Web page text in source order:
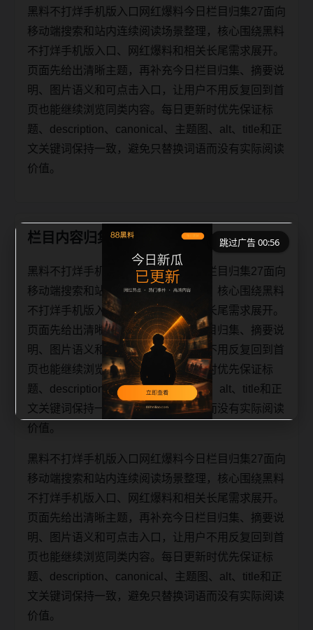
黑料不打烊手机版入口网红爆料今日栏目归集27面向
移动端搜索和站内连续阅读场景整理，核心围绕黑料
不打烊手机版入口、网红爆料和相关长尾需求展开。
页面先给出清晰主题，再补充今日栏目归集、摘要说
明、图片语义和可点击入口，让用户不用反复回到首
页也能继续浏览同类内容。每日更新时优先保证标
题、description、canonical、主题图、alt、title和正
文关键词保持一致，避免只替换词语而没有实际阅读
价值。
栏目内容归集
黑料不打烊手机版入口网红爆料今日栏目归集27面向
移动端搜索和站内连续阅读场景整理，核心围绕黑料
不打烊手机版入口、网红爆料和相关长尾需求展开。
页面先给出清晰主题，再补充今日栏目归集、摘要说
明、图片语义和可点击入口，让用户不用反复回到首
页也能继续浏览同类内容。每日更新时优先保证标
题、description、canonical、主题图、alt、title和正
文关键词保持一致，避免只替换词语而没有实际阅读
价值。
黑料不打烊手机版入口网红爆料今日栏目归集27面向
移动端搜索和站内连续阅读场景整理，核心围绕黑料
不打烊手机版入口、网红爆料和相关长尾需求展开。
页面先给出清晰主题，再补充今日栏目归集、摘要说
明、图片语义和可点击入口，让用户不用反复回到首
页也能继续浏览同类内容。每日更新时优先保证标
题、description、canonical、主题图、alt、title和正
文关键词保持一致，避免只替换词语而没有实际阅读
价值。
跳过广告 00:56